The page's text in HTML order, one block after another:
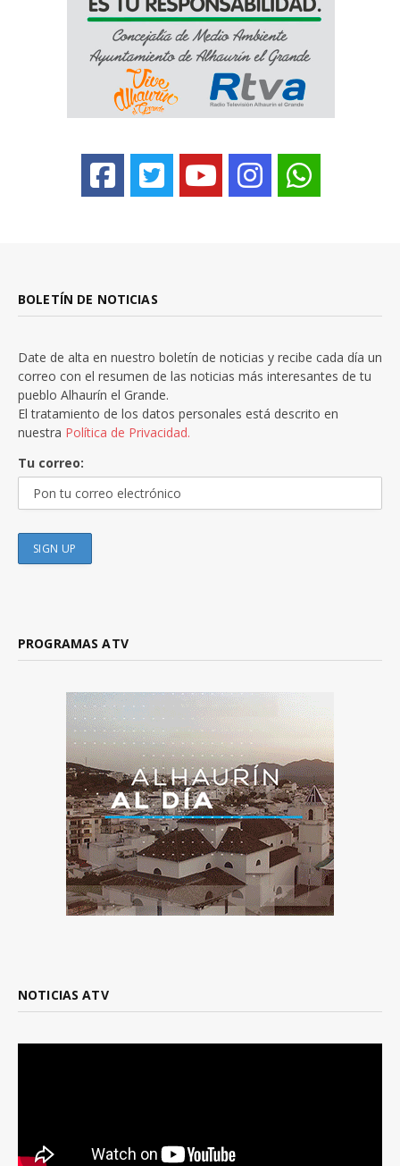
BOLETÍN DE NOTICIAS
Date de alta en nuestro boletín de noticias y recibe cada día un
correo con el resumen de las noticias más interesantes de tu
pueblo Alhaurín el Grande.
El tratamiento de los datos personales está descrito en
nuestra Política de Privacidad.
Tu correo:
PROGRAMAS ATV
NOTICIAS ATV